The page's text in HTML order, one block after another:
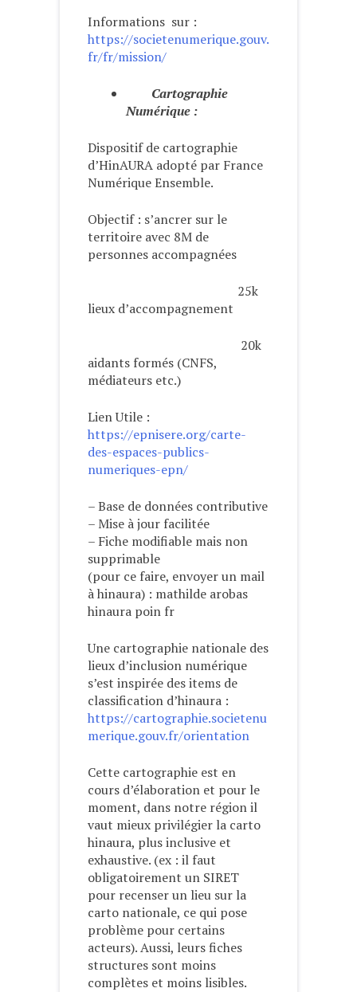
Informations sur :
https://societenumerique.gouv.
fr/fr/mission/
Cartographie
Numérique :
Dispositif de cartographie
d’HinAURA adopté par France
Numérique Ensemble.
Objectif : s’ancrer sur le
territoire avec 8M de
personnes accompagnées
25k
lieux d’accompagnement
20k
aidants formés (CNFS,
médiateurs etc.)
Lien Utile :
https://epnisere.org/carte-
des-espaces-publics-
numeriques-epn/
– Base de données contributive
– Mise à jour facilitée
– Fiche modifiable mais non
supprimable
(pour ce faire, envoyer un mail
à hinaura) : mathilde arobas
hinaura poin fr
Une cartographie nationale des
lieux d’inclusion numérique
s’est inspirée des items de
classification d’hinaura :
https://cartographie.societenu
merique.gouv.fr/orientation
Cette cartographie est en
cours d’élaboration et pour le
moment, dans notre région il
vaut mieux privilégier la carto
hinaura, plus inclusive et
exhaustive. (ex : il faut
obligatoirement un SIRET
pour recenser un lieu sur la
carto nationale, ce qui pose
problème pour certains
acteurs). Aussi, leurs fiches
structures sont moins
complètes et moins lisibles.